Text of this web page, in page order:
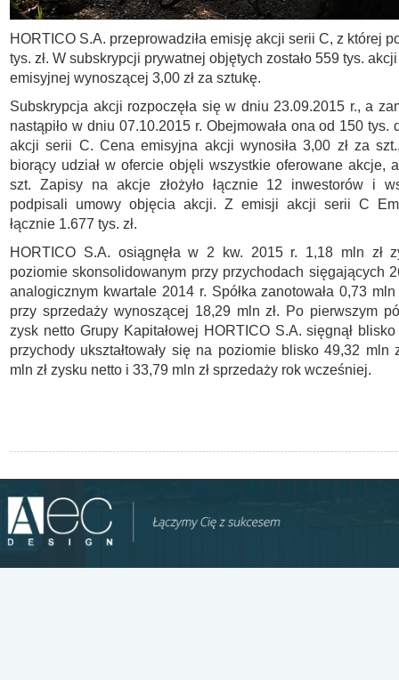
HORTICO S.A. przeprowadziła emisję akcji serii C, z której
tys. zł. W subskrypcji prywatnej objętych zostało 559 tys.
emisyjnej wynoszącej 3,00 zł za sztukę.
Subskrypcja akcji rozpoczęła się w dniu 23.09.2015 r., a
nastąpiło w dniu 07.10.2015 r. Obejmowała ona od 150 tys.
akcji serii C. Cena emisyjna akcji wynosiła 3,00 zł za
biorący udział w ofercie objęli wszystkie oferowane akcje,
szt. Zapisy na akcje złożyło łącznie 12 inwestorów i
podpisali umowy objęcia akcji. Z emisji akcji serii C
łącznie 1.677 tys. zł.
HORTICO S.A. osiągnęła w 2 kw. 2015 r. 1,18 mln zł
poziomie skonsolidowanym przy przychodach sięgających
analogicznym kwartale 2014 r. Spółka zanotowała 0,73
przy sprzedaży wynoszącej 18,29 mln zł. Po pierwszym
zysk netto Grupy Kapitałowej HORTICO S.A. sięgnął
przychody ukształtowały się na poziomie blisko 49,32 mln
mln zł zysku netto i 33,79 mln zł sprzedaży rok wcześniej.